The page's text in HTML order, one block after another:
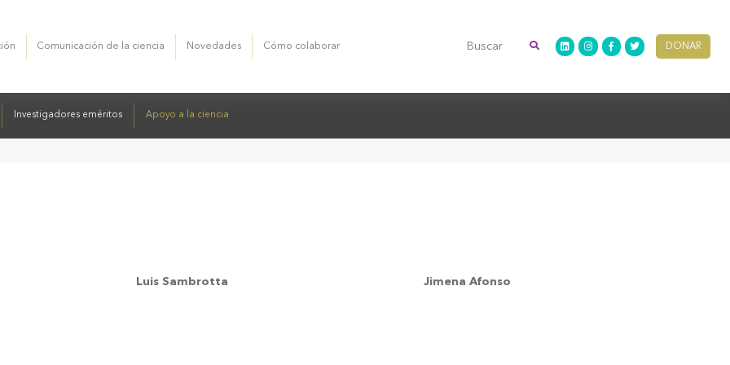
Comunicación de la ciencia Novedades Cómo colaborar DONAR
Cardini Auditorio
de cientificos Core facilities Vinculación tecnológica
Investigadores eméritos Apoyo a la ciencia
Luis Sambrotta Jimena Afonso